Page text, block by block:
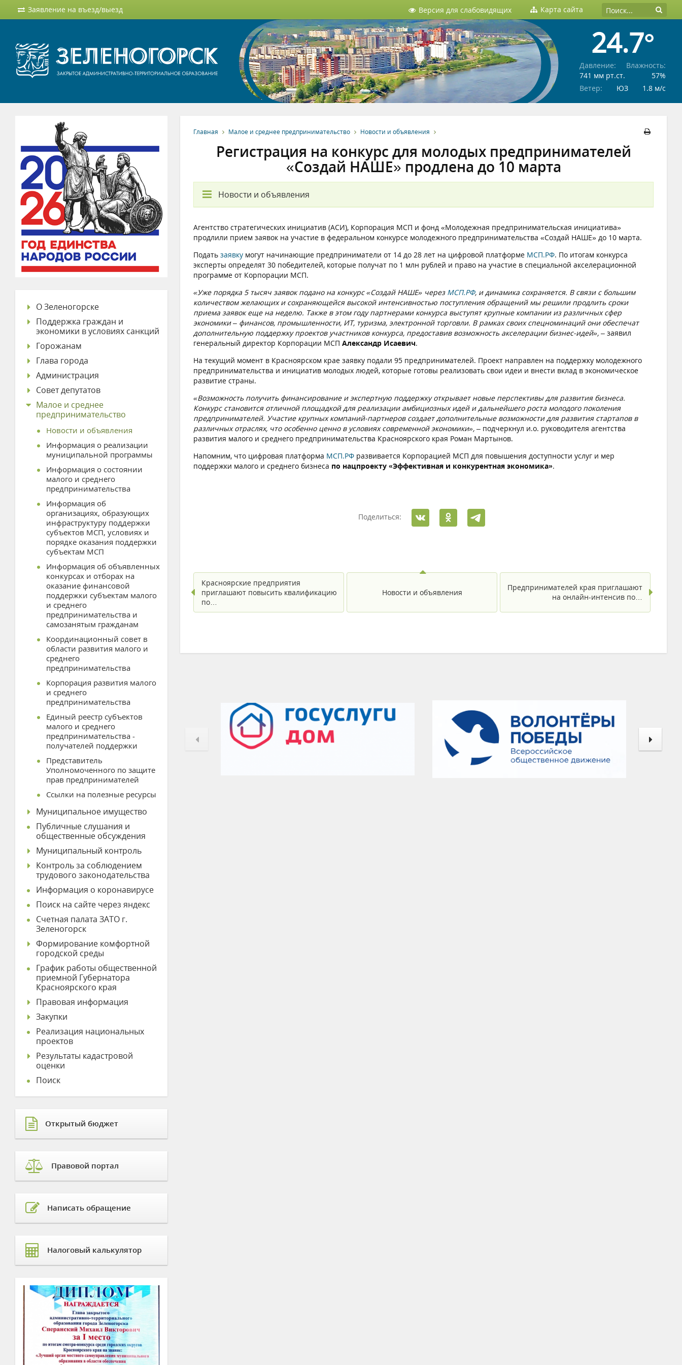
Заявление на въезд/выезд Версия для слабовидящих Карта сайта
24.7°
Давление:
741 мм рт.ст.
Влажность:
57%
Ветер:
ЮЗ 1.8 м/c
Главная Малое и среднее предпринимательство Новости и объявления
Регистрация на конкурс для молодых предпринимателей
«Создай НАШЕ» продлена до 10 марта
Новости и объявления
Агентство стратегических инициатив (АСИ), Корпорация МСП и фонд «Молодежная предпринимательская инициатива»
продлили прием заявок на участие в федеральном конкурсе молодежного предпринимательства «Создай НАШЕ» до 10 марта.
Подать заявку могут начинающие предприниматели от 14 до 28 лет на цифровой платформе МСП.РФ. По итогам конкурса
эксперты определят 30 победителей, которые получат по 1 млн рублей и право на участие в специальной акселерационной
программе от Корпорации МСП.
«Уже порядка 5 тысяч заявок подано на конкурс «Создай НАШЕ» через МСП.РФ, и динамика сохраняется. В связи с большим
количеством желающих и сохраняющейся высокой интенсивностью поступления обращений мы решили продлить сроки
приема заявок еще на неделю. Также в этом году партнерами конкурса выступят крупные компании из различных сфер
экономики – финансов, промышленности, ИТ, туризма, электронной торговли. В рамках своих спецноминаций они обеспечат
дополнительную поддержку проектов участников конкурса, предоставив возможность акселерации бизнес-идей», – заявил
генеральный директор Корпорации МСП Александр Исаевич.
На текущий момент в Красноярском крае заявку подали 95 предпринимателей. Проект направлен на поддержку молодежного
предпринимательства и инициатив молодых людей, которые готовы реализовать свои идеи и внести вклад в экономическое
развитие страны.
«Возможность получить финансирование и экспертную поддержку открывает новые перспективы для развития бизнеса.
Конкурс становится отличной площадкой для реализации амбициозных идей и дальнейшего роста молодого поколения
предпринимателей. Участие крупных компаний-партнеров создает дополнительные возможности для развития стартапов в
различных отраслях, что особенно ценно в условиях современной экономики», – подчеркнул и.о. руководителя агентства
развития малого и среднего предпринимательства Красноярского края Роман Мартынов.
Напомним, что цифровая платформа МСП.РФ развивается Корпорацией МСП для повышения доступности услуг и мер
поддержки малого и среднего бизнеса по нацпроекту «Эффективная и конкурентная экономика».
Поделиться:
Красноярские предприятия
приглашают повысить квалификацию
по…
Новости и объявления
Предпринимателей края приглашают
на онлайн-интенсив по…
О Зеленогорске
Поддержка граждан и
экономики в условиях санкций
Горожанам
Глава города
Администрация
Совет депутатов
Малое и среднее
предпринимательство
Новости и объявления
Информация о реализации
муниципальной программы
Информация о состоянии
малого и среднего
предпринимательства
Информация об
организациях, образующих
инфраструктуру поддержки
субъектов МСП, условиях и
порядке оказания поддержки
субъектам МСП
Информация об объявленных
конкурсах и отборах на
оказание финансовой
поддержки субъектам малого
и среднего
предпринимательства и
самозанятым гражданам
Координационный совет в
области развития малого и
среднего
предпринимательства
Корпорация развития малого
и среднего
предпринимательства
Единый реестр субъектов
малого и среднего
предпринимательства -
получателей поддержки
Представитель
Уполномоченного по защите
прав предпринимателей
Ссылки на полезные ресурсы
Муниципальное имущество
Публичные слушания и
общественные обсуждения
Муниципальный контроль
Контроль за соблюдением
трудового законодательства
Информация о коронавирусе
Поиск на сайте через яндекс
Счетная палата ЗАТО г.
Зеленогорск
Формирование комфортной
городской среды
График работы общественной
приемной Губернатора
Красноярского края
Правовая информация
Закупки
Реализация национальных
проектов
Результаты кадастровой
оценки
Поиск
Открытый бюджет
Правовой портал
Написать обращение
Налоговый калькулятор